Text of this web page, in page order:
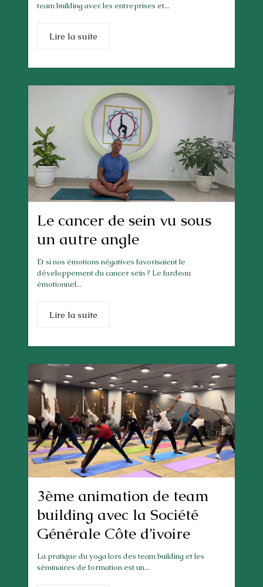
team building avec les entreprises et...
Lire la suite
Le cancer de sein vu sous
un autre angle
Et si nos émotions négatives favorisaient le
développement du cancer sein ? Le fardeau
émotionnel...
Lire la suite
3ème animation de team
building avec la Société
Générale Côte d’ivoire
La pratique du yoga lors des team building et les
séminaires de formation est un...